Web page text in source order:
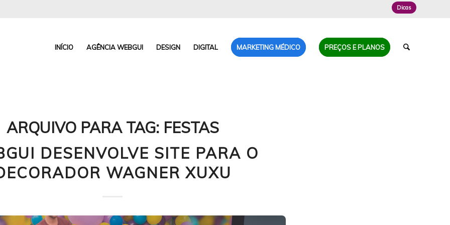
Dicas
INÍCIO AGÊNCIA WEBGUI DESIGN DIGITAL MARKETING MÉDICO PREÇOS E PLANOS
ARQUIVO PARA TAG: FESTAS
DESENVOLVE SITE PARA O
WAGNER XUXU